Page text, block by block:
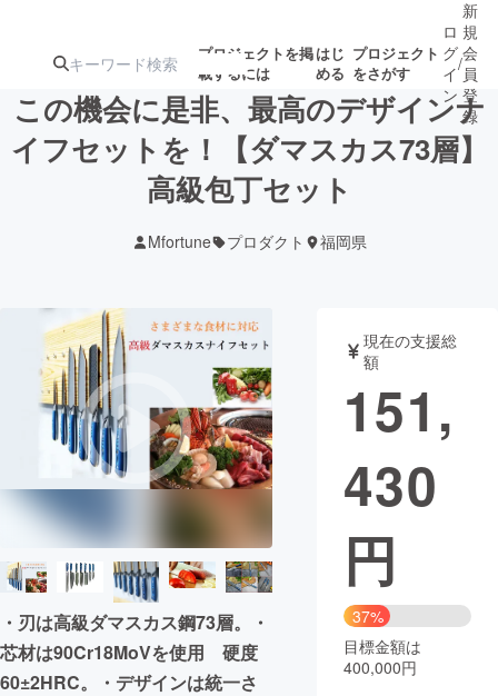
プロジェクトを掲
載するには
はじ
める
プロジェクト
をさがす
注目のリ 注目の新着プロ募集終了が近いプ
テクノロジー・ガジェット
映像・映画 書籍・雑誌
ビジネス・起業 チャレンジ
まちづくり・地域活性化
CAMPFIRE for Social Good
CAMPFIRE Creation
CAMPFIREふるさと納税machi-ya コミュニティ
ロ
グ
イ
ン
/
新
規
会
員
登
録
この機会に是非、最高のデザインナ
イフセットを！【ダマスカス73層】
高級包丁セット
Mfortune プロダクト 福岡県
・刃は高級ダマスカス鋼73層。・
芯材は90Cr18MoVを使用 硬度
60±2HRC。・デザインは統一さ
現在の支援総
額
151,
430
円
37%
目標金額は
400,000円